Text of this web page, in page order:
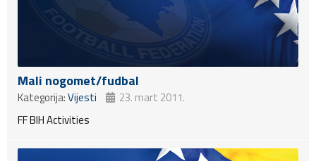
Mali nogomet/fudbal
Kategorija:Vijesti
23. mart 2011.
FF BIH Activities